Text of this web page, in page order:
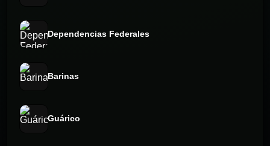
Dependencias Federales
Barinas
Guárico